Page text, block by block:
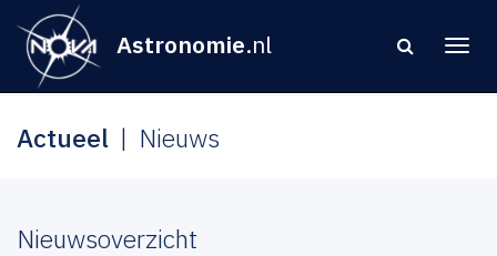
Astronomie.nl
Actueel Nieuws
Nieuwsoverzicht